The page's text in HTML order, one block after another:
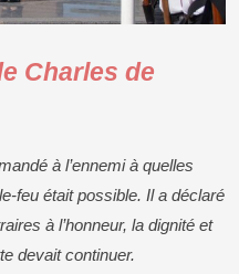
Charles de
à l’ennemi à quelles
feu était possible. Il a déclaré
à l’honneur, la dignité et
devait continuer.